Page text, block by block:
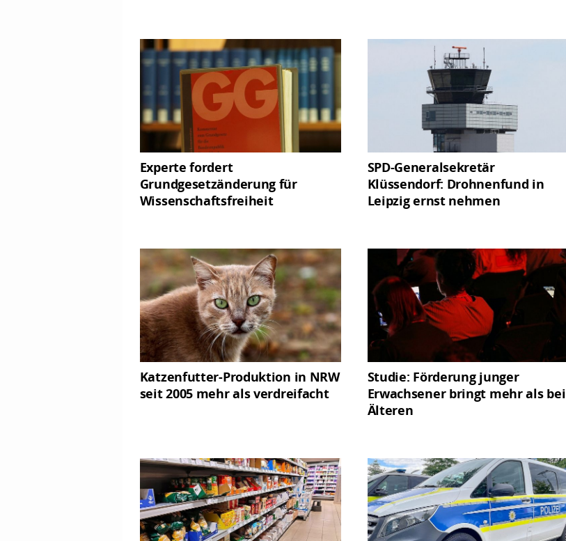
Experte fordert
Grundgesetzänderung für
Wissenschaftsfreiheit
SPD-Generalsekretär
Klüssendorf: Drohnenfund in
Leipzig ernst nehmen
Katzenfutter-Produktion in NRW
seit 2005 mehr als verdreifacht
Studie: Förderung junger
Erwachsener bringt mehr als bei
Älteren